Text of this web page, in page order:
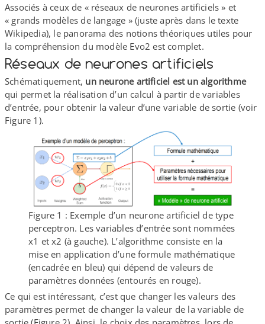
Associés à ceux de « réseaux de neurones artificiels » et
« grands modèles de langage » (juste après dans le texte
Wikipedia), le panorama des notions théoriques utiles pour
la compréhension du modèle Evo2 est complet.
Réseaux de neurones artificiels
Schématiquement, un neurone artificiel est un algorithme
qui permet la réalisation d’un calcul à partir de variables
d’entrée, pour obtenir la valeur d’une variable de sortie (voir
Figure 1).
Figure 1 : Exemple d’un neurone artificiel de type
perceptron. Les variables d’entrée sont nommées
x1 et x2 (à gauche). L’algorithme consiste en la
mise en application d’une formule mathématique
(encadrée en bleu) qui dépend de valeurs de
paramètres données (entourés en rouge).
Ce qui est intéressant, c’est que changer les valeurs des
paramètres permet de changer la valeur de la variable de